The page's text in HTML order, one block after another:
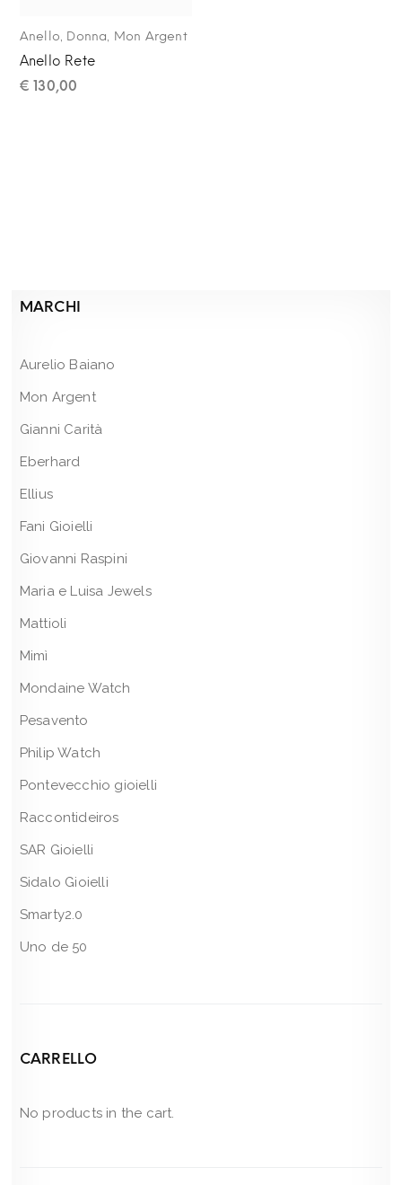
Anello, Donna, Mon Argent
Anello Rete
€ 130,00
MARCHI
Aurelio Baiano
Mon Argent
Gianni Carità
Eberhard
Ellius
Fani Gioielli
Giovanni Raspini
Maria e Luisa Jewels
Mattioli
Mimì
Mondaine Watch
Pesavento
Philip Watch
Pontevecchio gioielli
Raccontideiros
SAR Gioielli
Sidalo Gioielli
Smarty2.0
Uno de 50
CARRELLO
No products in the cart.